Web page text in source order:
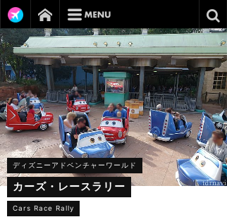
ディズニーアドベンチャーワールド
カーズ・レースラリー
Cars Race Rally